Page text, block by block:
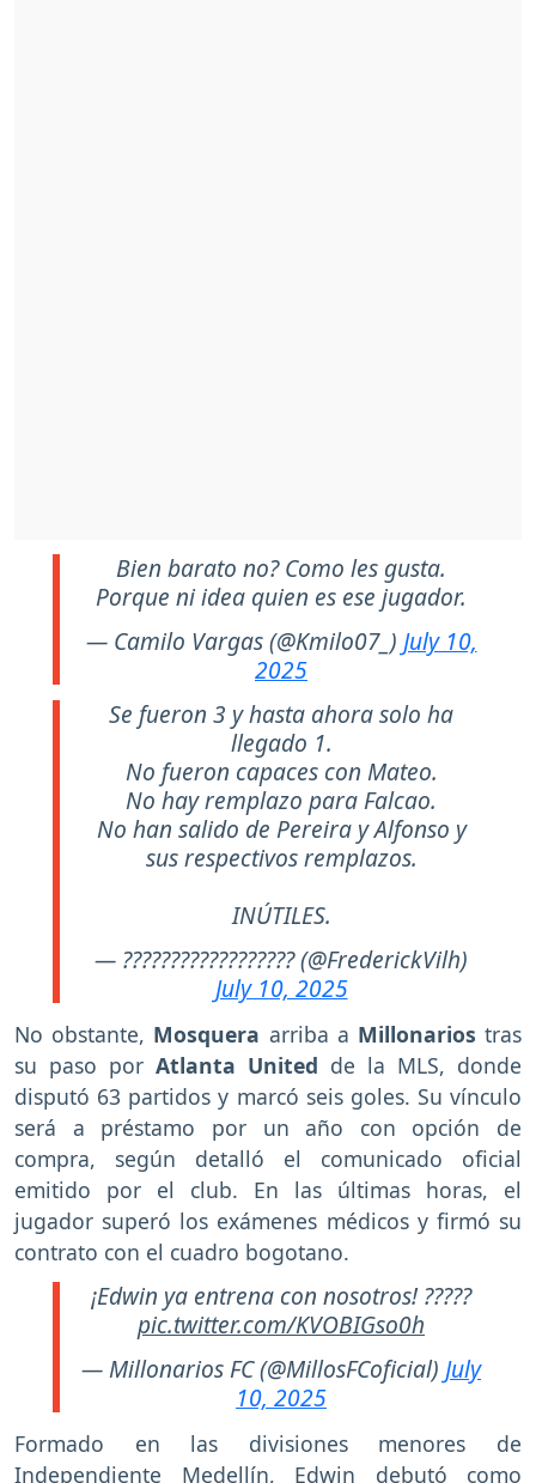
Bien barato no? Como les gusta.
Porque ni idea quien es ese jugador.
— Camilo Vargas (@Kmilo07_) July 10,
2025
Se fueron 3 y hasta ahora solo ha
llegado 1.
No fueron capaces con Mateo.
No hay remplazo para Falcao.
No han salido de Pereira y Alfonso y
sus respectivos remplazos.
INÚTILES.
— ?????????????????? (@FrederickVilh)
July 10, 2025
No obstante, Mosquera arriba a Millonarios tras
su paso por Atlanta United de la MLS, donde
disputó 63 partidos y marcó seis goles. Su vínculo
será a préstamo por un año con opción de
compra, según detalló el comunicado oficial
emitido por el club. En las últimas horas, el
jugador superó los exámenes médicos y firmó su
contrato con el cuadro bogotano.
¡Edwin ya entrena con nosotros! ?????
pic.twitter.com/KVOBIGso0h
— Millonarios FC (@MillosFCoficial) July
10, 2025
Formado en las divisiones menores de
Independiente Medellín, Edwin debutó como